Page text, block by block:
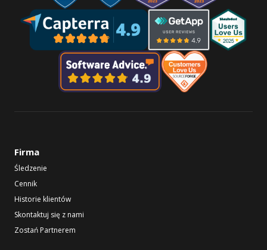
Firma
Śledzenie
Cennik
Historie klientów
Skontaktuj się z nami
Zostań Partnerem